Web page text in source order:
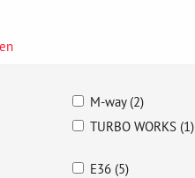
M-way (2)
TURBO WORKS (1)
E36 (5)